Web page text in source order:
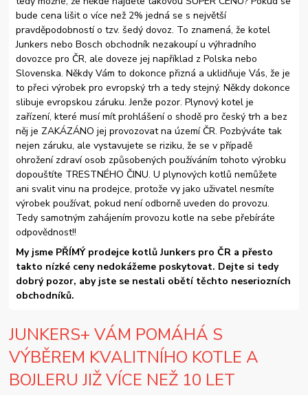
bude cena lišit o více než 2% jedná se s největší
pravděpodobností o tzv. šedý dovoz. To znamená, že kotel
Junkers nebo Bosch obchodník nezakoupí u výhradního
dovozce pro ČR, ale doveze jej například z Polska nebo
Slovenska. Někdy Vám to dokonce přizná a uklidňuje Vás, že je
to přeci výrobek pro evropský trh a tedy stejný. Někdy dokonce
slibuje evropskou záruku. Jenže pozor. Plynový kotel je
zařízení, které musí mít prohlášení o shodě pro český trh a bez
něj je ZAKÁZÁNO jej provozovat na území ČR. Pozbýváte tak
nejen záruku, ale vystavujete se riziku, že se v případě
ohrožení zdraví osob způsobených používáním tohoto výrobku
dopouštíte TRESTNÉHO ČINU. U plynových kotlů nemůžete
ani svalit vinu na prodejce, protože vy jako uživatel nesmíte
výrobek používat, pokud není odborně uveden do provozu.
Tedy samotným zahájením provozu kotle na sebe přebíráte
odpovědnost!!
My jsme PŘÍMÝ prodejce kotlů Junkers pro ČR a přesto
takto nízké ceny nedokážeme poskytovat. Dejte si tedy
dobrý pozor, aby jste se nestali obětí těchto neseriozních
obchodníků.
JUNKERS+ VÁM POMÁHÁ S
VÝBĚREM KVALITNÍHO KOTLE A
BOJLERU JIŽ VÍCE NEŽ 10 LET